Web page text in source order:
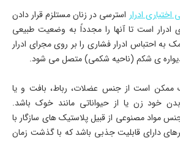
اختیاری ادرار استرسی در زنان مستلزم قرار دادن
ادرار است تا آنها را مجدداً به وضعیت طبیعی
به احتباس ادرار فشاری را بر روی مجرای ادرار
دیواره ­ی شکم (ناحیه شکمی) متصل می­ شود.
ممکن است از جنس عضلات، رباط، بافت و یا
بدن خود زن یا از حیواناتی مانند خوک باشد.
مواد مصنوعی از قبیل پلاستیک ­های سازگار با
دارای قابلیت جذبی باشد که با گذشت زمان